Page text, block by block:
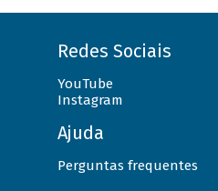
Redes Sociais
YouTube
Instagram
Ajuda
Perguntas frequentes